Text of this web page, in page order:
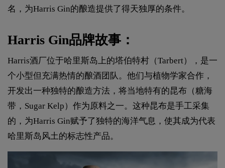
名，为Harris Gin的酿造提供了得天独厚的条件。
Harris Gin品牌故事：
Harris酒厂位于哈里斯岛上的塔伯特村（Tarbert），是一
个小型但充满热情的酿酒团队。他们与植物学家合作，
开发出一种独特的酿造方法，将当地特有的昆布（糖海
带，Sugar Kelp）作为原料之一。这种昆布是手工采集
的，为Harris Gin赋予了独特的海洋气息，使其成为代表
哈里斯岛风土的标志性产品。